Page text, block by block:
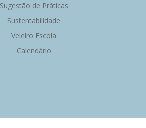
Sugestão de Práticas
Sustentabilidade
Veleiro Escola
Calendário